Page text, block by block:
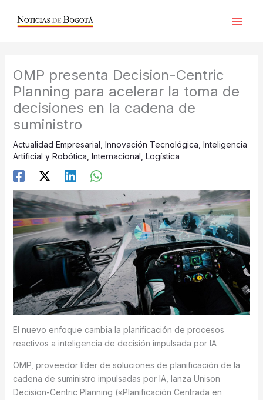
OMP presenta Decision-Centric
Planning para acelerar la toma de
decisiones en la cadena de
suministro
Actualidad Empresarial Innovación Tecnológica Inteligencia
Artificial y Robótica Internacional Logística
El nuevo enfoque cambia la planificación de procesos
reactivos a inteligencia de decisión impulsada por IA
OMP, proveedor líder de soluciones de planificación de la
cadena de suministro impulsadas por IA, lanza Unison
Decision-Centric Planning («Planificación Centrada en